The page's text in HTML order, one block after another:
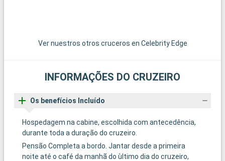
Ver nuestros otros cruceros en Celebrity Edge
INFORMAÇÕES DO CRUZEIRO
Os benefícios Incluído
Hospedagem na cabine, escolhida com antecedência,
durante toda a duração do cruzeiro.
Pensão Completa a bordo. Jantar desde a primeira
noite até o café da manhã do ùltimo dia do cruzeiro,